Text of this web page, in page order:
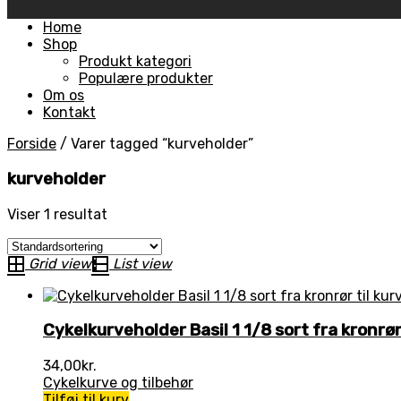
Skip
Home
Shop
Produkt kategori
Populære produkter
Om os
Kontakt
Forside / Varer tagged “kurveholder”
kurveholder
Viser 1 resultat
Grid view List view
Cykelkurveholder Basil 1 1/8 sort fra
34,00kr.
Cykelkurve og tilbehør